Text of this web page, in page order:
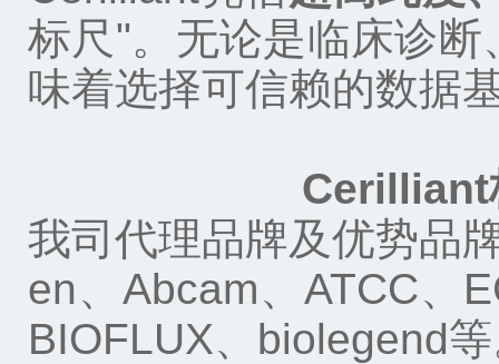
标尺 "。无论是临床诊
味着选择可信赖的数据
Cerilliant
我司代理品牌及优势品
en、 Abcam、 ATCC、
BIOFLUX、 biolegend